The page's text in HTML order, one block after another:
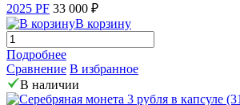
2025 PF 33 000 ₽
В корзину
Подробнее
Сравнение В избранное
В наличии